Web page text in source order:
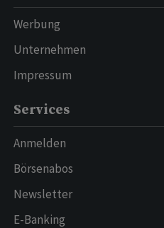
Werbung
Unternehmen
Impressum
Services
Anmelden
Börsenabos
Newsletter
E-Banking